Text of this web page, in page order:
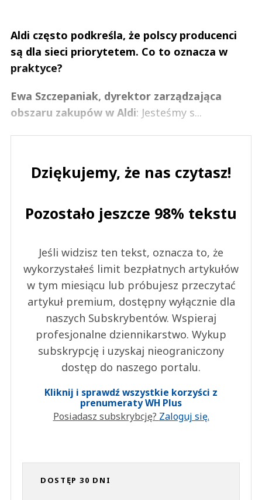
Aldi często podkreśla, że polscy producenci
są dla sieci priorytetem. Co to oznacza w
praktyce?
Ewa Szczepaniak, dyrektor zarządzająca
obszaru zakupów w Aldi: Jesteśmy s...
Dziękujemy, że nas czytasz!
Pozostało jeszcze 98% tekstu
Jeśli widzisz ten tekst, oznacza to, że
wykorzystałeś limit bezpłatnych artykułów
w tym miesiącu lub próbujesz przeczytać
artykuł premium, dostępny wyłącznie dla
naszych Subskrybentów. Wspieraj
profesjonalne dziennikarstwo. Wykup
subskrypcję i uzyskaj nieograniczony
dostęp do naszego portalu.
Kliknij i sprawdź wszystkie korzyści z
prenumeraty WH Plus
Posiadasz subskrybcję? Zaloguj się.
DOSTĘP 30 DNI